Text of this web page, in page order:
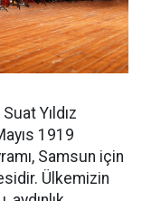
Yıldız
1919
Samsun için
Ülkemizin